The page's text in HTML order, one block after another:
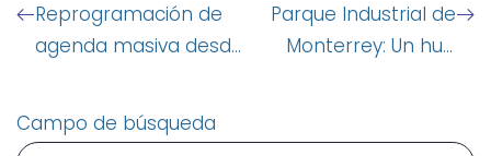
Reprogramación de
agenda masiva desde
Parque Industrial de
Monterrey: Un hub
empresarial
Campo de búsqueda